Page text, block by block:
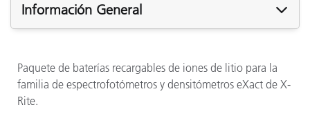
Información General
Paquete de baterías recargables de iones de litio para la
familia de espectrofotómetros y densitómetros eXact de X-
Rite.